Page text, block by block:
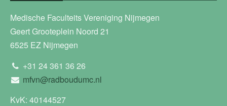
Medische Faculteits Vereniging Nijmegen
Geert Grooteplein Noord 21
6525 EZ Nijmegen
+31 24 361 36 26
mfvn@radboudumc.nl
KvK: 40144527